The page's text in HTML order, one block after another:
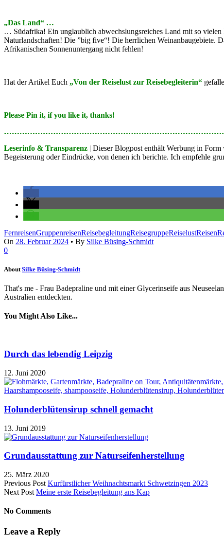
„Das Land“ …
… Südafrika! Ein unglaublich abwechslungsreiches Land mit so
Naturlandschaften! Die ”big five“! Die herrlichen Weinanbaugebiete.
Afrikanischen Sonnenuntergang nicht fehlen!
Hat der Artikel Euch „Von der Reiselust zur Reisebegleiterin“
Please Pin it, if you like it, thanks!
Leserinfo & Transparenz | Dieser Blogpost enthält Werbung in
Begeisterung oder Eindrücke, von denen ich berichte. Ich empfehle
FernreisenGruppenreisenReisebegleitungReisegruppeReiselustReisen
On 28. Februar 2024 • By Silke Büsing-Schmidt
0
About Silke Büsing-Schmidt
That's me - Frau Badepraline und mit einer Glycerinseife aus
Australien entdeckten.
You Might Also Like...
Durch das lebendig Leipzig
12. Juni 2020
Holunderblütensirup schnell gemacht
13. Juni 2019
Grundausstattung zur Naturseifenherstellung
25. März 2020
Previous Post Kurfürstlicher Weihnachtsmarkt Schwetzingen 2023
Next Post Meine erste Reisebegleitung ans Kap
No Comments
Leave a Reply